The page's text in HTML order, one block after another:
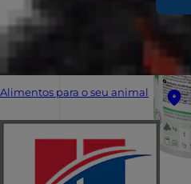
Alimentos para o seu animal